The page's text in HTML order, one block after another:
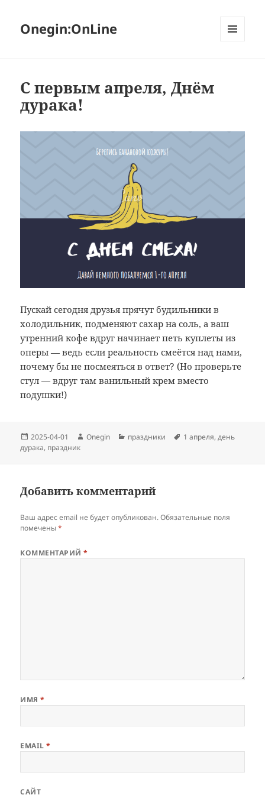
Onegin:OnLine
С первым апреля, Днём
дурака!
Пускай сегодня друзья прячут будильники в
холодильник, подменяют сахар на соль, а ваш
утренний кофе вдруг начинает петь куплеты из
оперы — ведь если реальность смеётся над нами,
почему бы не посмеяться в ответ? (Но проверьте
стул — вдруг там ванильный крем вместо
подушки!)
Опубликовано
2025-04-01 Автор
Onegin Рубрики
праздники Метки
1 апреля,день
дурака, праздник
Добавить комментарий
Ваш адрес email не будет опубликован. Обязательные поля
помечены*
КОММЕНТАРИЙ*
ИМЯ*
EMAIL*
САЙТ